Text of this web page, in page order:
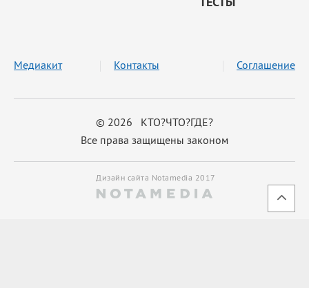
© 2026 КТО?ЧТО?ГДЕ?
Все права защищены законом
Медиакит Контакты Соглашение
Дизайн сайта Notamedia 2017